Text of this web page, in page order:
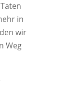
in
wir
Weg